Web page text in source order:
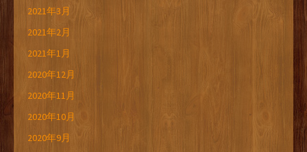
2021年3月
2021年2月
2021年1月
2020年12月
2020年11月
2020年10月
2020年9月